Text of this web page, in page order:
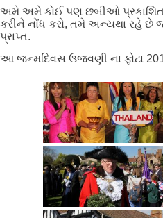
અમે અમે કોઈ પણ છબીઓ પ્રકાશિત
કરીને નોંધ કરો, તમે અન્યથા રહે
પ્રાપ્ત.
આ જન્મદિવસ ઉજવણી ના ફોટા